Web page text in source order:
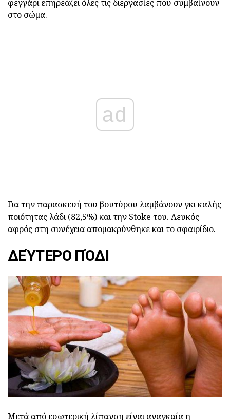
φεγγάρι επηρεάζει όλες τις διεργασίες που συμβαίνουν
στο σώμα.
ad
Για την παρασκευή του βουτύρου λαμβάνουν γκι καλής
ποιότητας λάδι (82,5%) και την Stoke του. Λευκός
αφρός στη συνέχεια απομακρύνθηκε και το σφαιρίδιο.
ΔΕΎΤΕΡΟ ΠΌΔΙ
Μετά από εσωτερική λίπανση είναι αναγκαία η